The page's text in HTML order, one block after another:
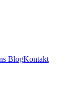
BlogKontakt